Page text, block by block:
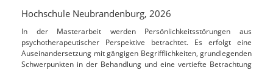
Hochschule Neubrandenburg, 2026
In der Masterarbeit werden Persönlichkeitsstörungen aus
psychotherapeutischer Perspektive betrachtet. Es erfolgt eine
Auseinandersetzung mit gängigen Begrifflichkeiten, grundlegenden
Schwerpunkten in der Behandlung und eine vertiefte Betrachtung